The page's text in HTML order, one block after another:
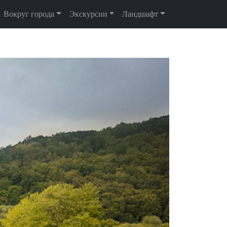
Вокруг города Экскурсии Ландшафт